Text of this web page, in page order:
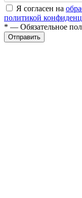
Я согласен на
политикой
* — Обязательное
Отправить